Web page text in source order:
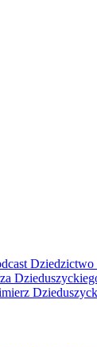
Dziedzictwo